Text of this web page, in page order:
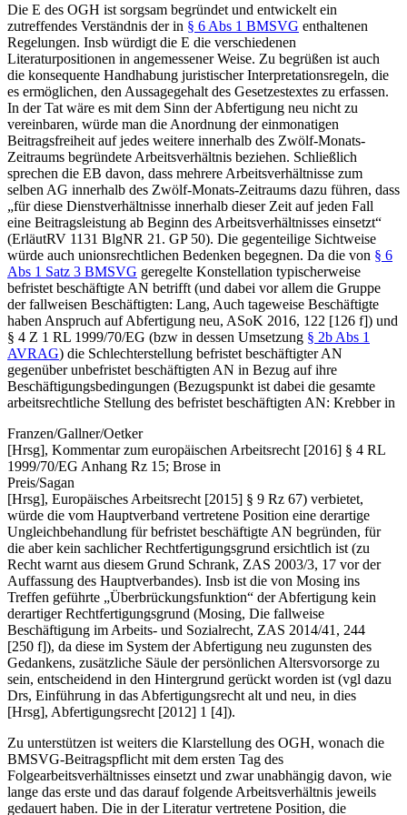
Die E des OGH ist sorgsam begründet und entwickelt ein
zutreffendes Verständnis der in § 6 Abs 1 BMSVG enthaltenen
Regelungen. Insb würdigt die E die verschiedenen
Literaturpositionen in angemessener Weise. Zu begrüßen ist auch
die konsequente Handhabung juristischer Interpretationsregeln, die
es ermöglichen, den Aussagegehalt des Gesetzestextes zu erfassen.
In der Tat wäre es mit dem Sinn der Abfertigung neu nicht zu
vereinbaren, würde man die Anordnung der einmonatigen
Beitragsfreiheit auf jedes weitere innerhalb des Zwölf-Monats-
Zeitraums begründete Arbeitsverhältnis beziehen. Schließlich
sprechen die EB davon, dass mehrere Arbeitsverhältnisse zum
selben AG innerhalb des Zwölf-Monats-Zeitraums dazu führen, dass
„für diese Dienstverhältnisse innerhalb dieser Zeit auf jeden Fall
eine Beitragsleistung ab Beginn des Arbeitsverhältnisses einsetzt“
(ErläutRV 1131 BlgNR 21. GP 50). Die gegenteilige Sichtweise
würde auch unionsrechtlichen Bedenken begegnen. Da die von § 6
Abs 1 Satz 3 BMSVG geregelte Konstellation typischerweise
befristet beschäftigte AN betrifft (und dabei vor allem die Gruppe
der fallweisen Beschäftigten: Lang, Auch tageweise Beschäftigte
haben Anspruch auf Abfertigung neu, ASoK 2016, 122 [126 f]) und
§ 4 Z 1 RL 1999/70/EG (bzw in dessen Umsetzung § 2b Abs 1
AVRAG) die Schlechterstellung befristet beschäftigter AN
gegenüber unbefristet beschäftigten AN in Bezug auf ihre
Beschäftigungsbedingungen (Bezugspunkt ist dabei die gesamte
arbeitsrechtliche Stellung des befristet beschäftigten AN: Krebberin
Franzen/Gallner/Oetker
[Hrsg], Kommentar zum europäischen Arbeitsrecht [2016] § 4 RL
1999/70/EG Anhang Rz 15; Brose in
Preis/Sagan
[Hrsg], Europäisches Arbeitsrecht [2015] § 9 Rz 67) verbietet,
würde die vom Hauptverband vertretene Position eine derartige
Ungleichbehandlung für befristet beschäftigte AN begründen, für
die aber kein sachlicher Rechtfertigungsgrund ersichtlich ist (zu
Recht warnt aus diesem Grund Schrank, ZAS 2003/3, 17 vor der
Auffassung des Hauptverbandes). Insb ist die von Mosing ins
Treffen geführte „Überbrückungsfunktion“ der Abfertigung kein
derartiger Rechtfertigungsgrund (Mosing, Die fallweise
Beschäftigung im Arbeits- und Sozialrecht, ZAS 2014/41, 244
[250 f]), da diese im System der Abfertigung neu zugunsten des
Gedankens, zusätzliche Säule der persönlichen Altersvorsorge zu
sein, entscheidend in den Hintergrund gerückt worden ist (vgl dazu
Drs, Einführung in das Abfertigungsrecht alt und neu, in dies
[Hrsg], Abfertigungsrecht [2012] 1 [4]).
Zu unterstützen ist weiters die Klarstellung des OGH, wonach die
BMSVG-Beitragspflicht mit dem ersten Tag des
Folgearbeitsverhältnisses einsetzt und zwar unabhängig davon, wie
lange das erste und das darauf folgende Arbeitsverhältnis jeweils
gedauert haben. Die in der Literatur vertretene Position, die